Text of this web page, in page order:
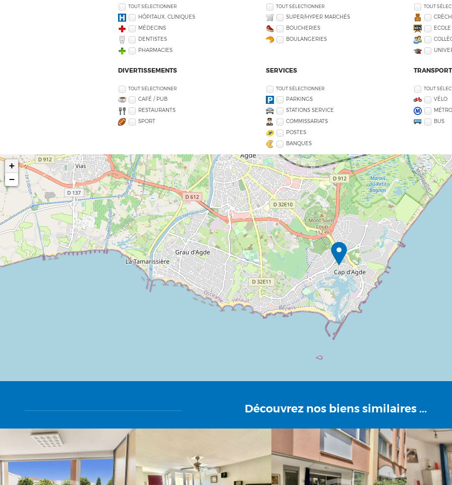
TOUT SÉLECTIONNER
HÔPITAUX, CLINIQUES
MÉDECINS
DENTISTES
PHARMACIES
TOUT SÉLECTIONNER
SUPER/HYPER MARCHÉS
BOUCHERIES
BOULANGERIES
TOUT
DIVERTISSEMENTS
TOUT SÉLECTIONNER
CAFÉ / PUB
RESTAURANTS
SPORT
SERVICES
TOUT SÉLECTIONNER
PARKINGS
STATIONS SERVICE
COMMISSARIATS
POSTES
BANQUES
TOUT
VÉLO
MÉTRO
BUS
+
−
Découvrez nos biens similaires ...